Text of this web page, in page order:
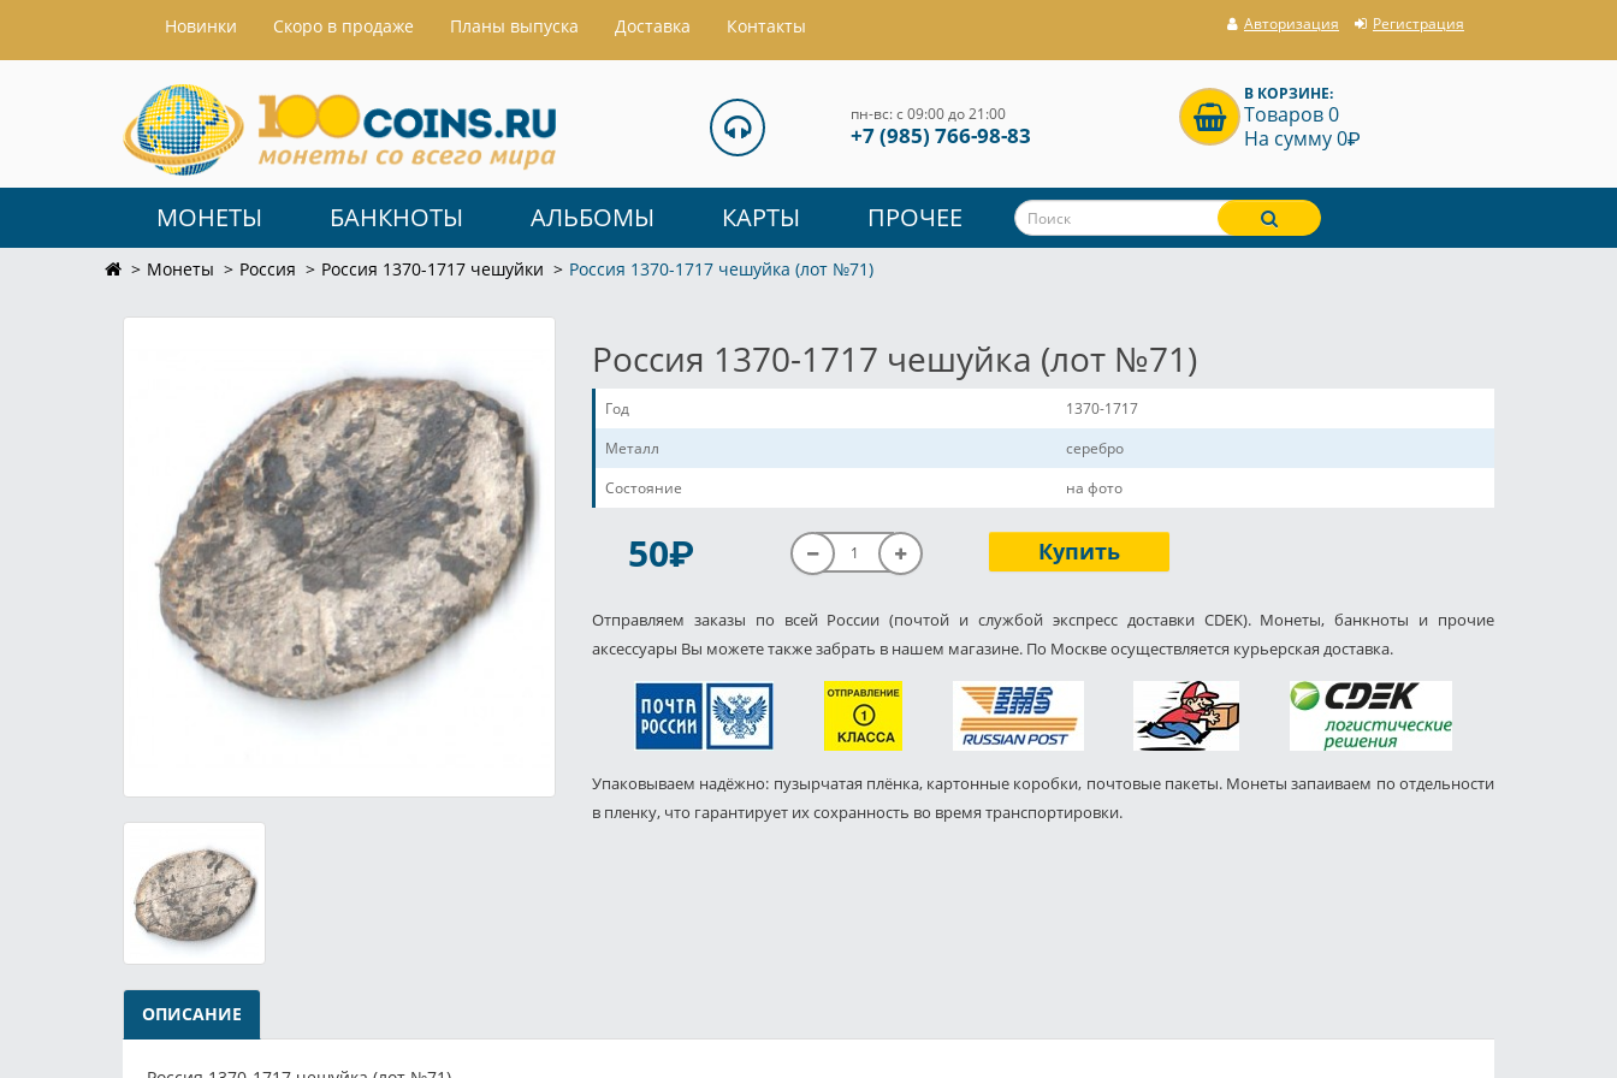
Hовинки Скоро в продаже Планы выпуска Доставка Контакты Авторизация Регистрация
пн-вс: с 09:00 до 21:00
+7 (985) 766-98-83
В КОРЗИНЕ:
Товаров 0
На сумму 0P
МОНЕТЫ БАНКНОТЫ АЛЬБОМЫ КАРТЫ ПРОЧЕЕ
Монеты Россия Россия 1370-1717 чешуйки Россия 1370-1717 чешуйка (лот №71)
Россия 1370-1717 чешуйка (лот №71)
Год
1370-1717
Металл
серебро
Состояние
на фото
50P Купить
Отправляем заказы по всей России (почтой и службой экспресс доставки CDEK). Монеты, банкноты и прочие
аксессуары Вы можете также забрать в нашем магазине. По Москве осуществляется курьерская доставка.
Упаковываем надёжно: пузырчатая плёнка, картонные коробки, почтовые пакеты. Монеты запаиваем по отдельности
в пленку, что гарантирует их сохранность во время транспортировки.
ОПИСАНИЕ